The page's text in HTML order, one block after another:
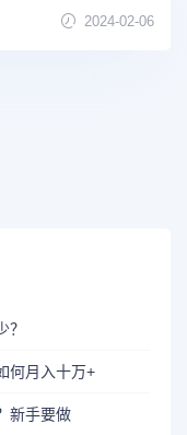
2024-02-06
何月入十万+
新手要做